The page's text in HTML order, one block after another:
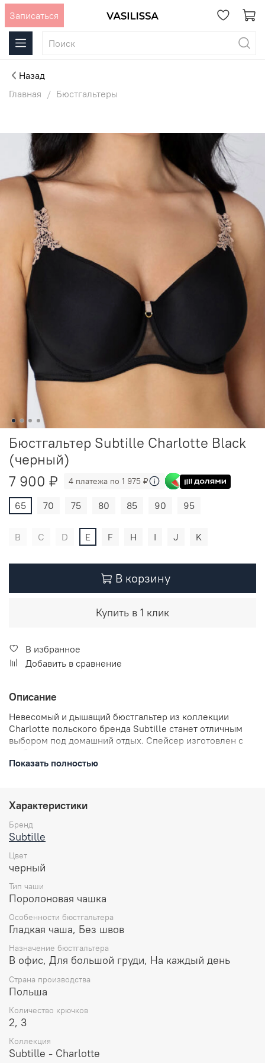
Записаться
Назад
Главная
Бюстгальтеры
Бюстгальтер Subtille Charlotte Black
(черный)
7 900 ₽
4 платежа по 1 975 ₽
65 70 75 80 85 90 95
B C D E F H I J K
В корзину
Купить в 1 клик
В избранное
Добавить в сравнение
Описание
Невесомый и дышащий бюстгальтер из коллекции
Charlotte польского бренда Subtille станет отличным
выбором под домашний отдых. Спейсер изготовлен с
комфортную поддержку груди среднего размера.
гардероб.
Особенности:
На каркасах.
Чашка формованная, полая, выполнена из 3D
Скрытая боковая корректирующая деталь из
двойного слоя микросетки обеспечивает груди
дополнительную поддержку.
Пояс — эластичное полотно с микрофиброй.
Без вертикальных упругих пластин в боковых
деталях для лучшего прилегания.
Бретели несъемные, мягкие, бархатистые,
спереди и усилены тонким дубляжом,
регулируемые по длине сзади.
Состав:
85% полиамид
10% эластан
Показать полностью
Характеристики
Бренд
Subtille
Цвет
черный
Тип чаши
Поролоновая чашка
Особенности бюстгальтера
Гладкая чаша, Без швов
Назначение бюстгальтера
В офис, Для большой груди, На каждый день
Страна производства
Польша
Количество крючков
2, 3
Коллекция
Subtille - Charlotte